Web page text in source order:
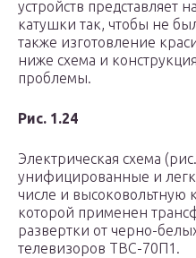
устройств представляет
катушки так, чтобы не
также изготовление
ниже схема и
проблемы.
Рис. 1.24
Электрическая схема
унифицированные и
числе и высоковольтную
которой применен
развертки от черно-
телевизоров ТВС-70П1.